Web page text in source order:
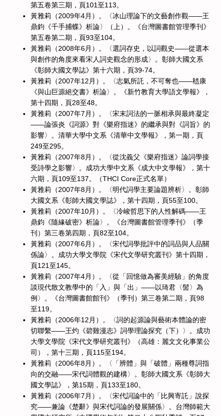
第五卷第三期，頁101至113。
黃雅莉（2009年4月）。〈冰山理論下的文藝創作觀——王
鼎鈞《千手捕蝶》析論〉（上）。《台灣圖書館管理季刊》
第五卷第二期，頁93至104。
黃雅莉（2008年6月）。〈選詞存史，以詞觀史——從選本
與創作的角度來看宋人詞史觀念的形成〉。彰師大國文系
《彰師大國文學誌》第十六期，頁39-74。
黃雅莉（2007年12月）。〈志氣所託，不可奪也——嵇康
《與山巨源絕交書》析論〉。《新竹教育大學語文學報》，
第十四期，頁28至48。
黃雅莉（2007年7月）。〈宋末詞法的一脈相承與最終凝定
——論張炎《詞源》對《樂府指迷》的繼承與對《詞旨》的
影響〉。清華大學中文系《清華中文學報》，第一期，頁
249至295。
黃雅莉（2007年8月）。〈從沈義父《樂府指迷》論詞學接
受詩學之影響〉。成功大學中文系《成大中文學報》，第十
六期，頁109至137。（THCI Core正式名單）
黃雅莉（2007年8月）。〈明代詞學主要論題辨析〉。彰師
大國文系《彰師大國文學誌》，第十四期，頁55至100。
黃雅莉（2007年10月）。〈冷峻哲思下的人性解碼——王
鼎鈞《隨緣破密》析論〉。《台灣圖書館管理季刊》（季
刊）第三卷第四期，頁82至104。
黃雅莉（2007年6月）。〈宋代詞學批評中的詞品與人品關
係論〉。成功大學文學院《宋代文學研究叢刊》第十四期，
頁121至145。
黃雅莉（2007年4月）。〈從「回憶做為審美經驗」的角度
談現代散文教學中的「入」與「出」——以琦君〈髻〉為
例〉。《台灣圖書館館刊》（季刊）第三卷第二期，頁98
至119。
黃雅莉（2006年12月）。〈詞的起源論與藝術本體論的密
切聯繫——王灼《碧雞漫志》詞學理論探究（下）〉。成功
大學文學院《宋代文學研究叢刊》（高雄：麗文文化事業公
司），第十三期，頁115至194。
黃雅莉（2006年8月）。〈「辨體」與「破體」兩種尊詞指
向的交融——宋代詞體觀的建構〉。彰師大國文系《彰師大
國文學誌》，第15期，頁133至180。
黃雅莉（2006年7月）。〈宋代詞論中的「比興寄託」說探
究——兼論《楚辭》與宋代詞論的發展關係〉。台灣師範大